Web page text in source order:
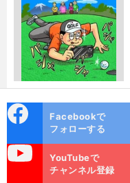
ok
Facebookで
フォローする
YouTubeで
チャンネル登録